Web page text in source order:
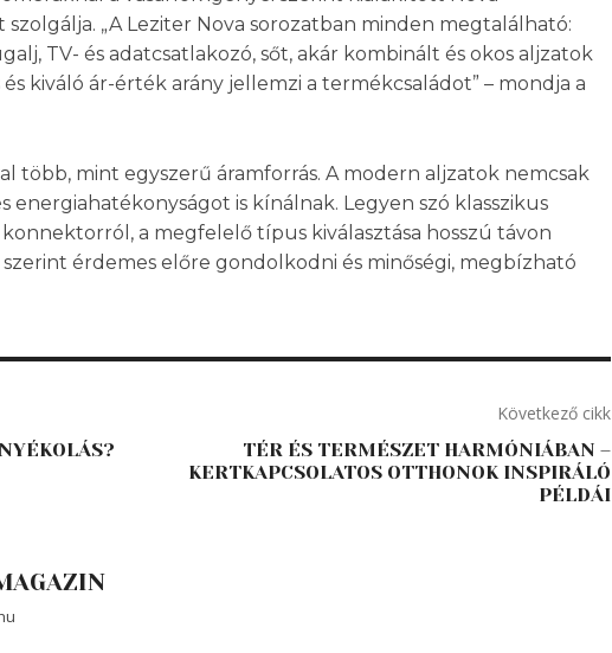
„A Leziter Nova sorozatban minden megtalálható:
TV- és adatcsatlakozó, sőt, akár kombinált és okos aljzatok
kiváló ár-érték arány jellemzi a termékcsaládot” – mondja a
több, mint egyszerű áramforrás. A modern aljzatok nemcsak
energiahatékonyságot is kínálnak. Legyen szó klasszikus
a megfelelő típus kiválasztása hosszú távon
érdemes előre gondolkodni és minőségi, megbízható
Következő cikk
TÉR ÉS TERMÉSZET HARMÓNIÁBAN –
KERTKAPCSOLATOS OTTHONOK INSPIRÁLÓ
PÉLDÁI